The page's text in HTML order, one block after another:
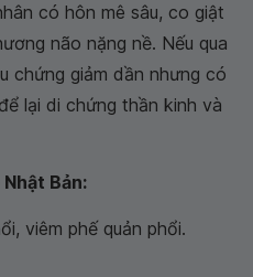
có hôn mê sâu, co giật
não nặng nề. Nếu qua
chứng giảm dần nhưng có
lại di chứng thần kinh và
Bản:
viêm phế quản phổi.